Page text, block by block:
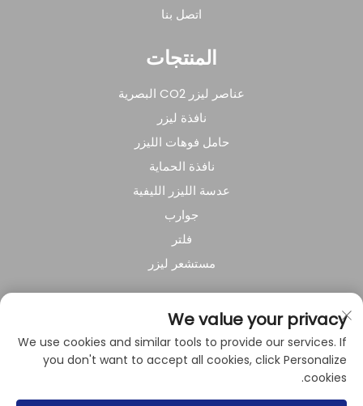
اتصل بنا
المنتجات
عناصر ليزر CO2 البصرية
نافذة ليزر
حامل فوهات الليزر
نافذة الحماية
عدسة الليزر الليفية
جوارب
فلتر
مستشعر ليزر
عن الشركة
سياسة الخصوصية
We value your privacy
We use cookies and similar tools to provide our services. If
you don't want to accept all cookies, click Personalize
cookies.